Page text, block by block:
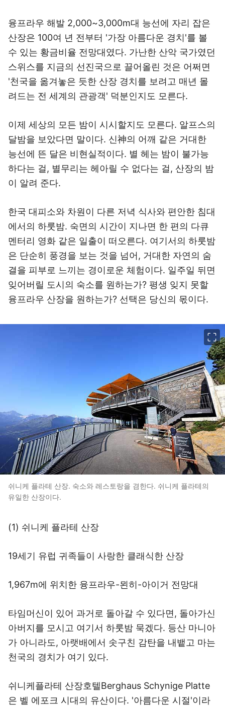
융프라우 해발 2,000~3,000m대 능선에 자리 잡은
산장은 100여 년 전부터 '가장 아름다운 경치'를 볼
수 있는 황금비율 전망대였다. 가난한 산악 국가였던
스위스를 지금의 선진국으로 끌어올린 것은 어쩌면
'천국을 옮겨놓은 듯한 산장 경치를 보려고 매년 몰
려드는 전 세계의 관광객' 덕분인지도 모른다.
이제 세상의 모든 밤이 시시할지도 모른다. 알프스의
달밤을 보았다면 말이다. 신神의 어깨 같은 거대한
능선에 뜬 달은 비현실적이다. 별 헤는 밤이 불가능
하다는 걸, 별무리는 헤아릴 수 없다는 걸, 산장의 밤
이 알려 준다.
한국 대피소와 차원이 다른 저녁 식사와 편안한 침대
에서의 하룻밤. 숙면의 시간이 지나면 한 편의 다큐
멘터리 영화 같은 일출이 떠오른다. 여기서의 하룻밤
은 단순히 풍경을 보는 것을 넘어, 거대한 자연의 숨
결을 피부로 느끼는 경이로운 체험이다. 일주일 뒤면
잊어버릴 도시의 숙소를 원하는가? 평생 잊지 못할
융프라우 산장을 원하는가? 선택은 당신의 몫이다.
쉬니케 플라테 산장. 숙소와 레스토랑을 겸한다. 쉬니케 플라테의
유일한 산장이다.
(1) 쉬니케 플라테 산장
19세기 유럽 귀족들이 사랑한 클래식한 산장
1,967m에 위치한 융프라우-묀히-아이거 전망대
타임머신이 있어 과거로 돌아갈 수 있다면, 돌아가신
아버지를 모시고 여기서 하룻밤 묵겠다. 등산 마니아
가 아니라도, 아랫배에서 솟구친 감탄을 내뱉고 마는
천국의 경치가 여기 있다.
쉬니케플라테 산장호텔Berghaus Schynige Platte
은 벨 에포크 시대의 유산이다. '아름다운 시절'이라